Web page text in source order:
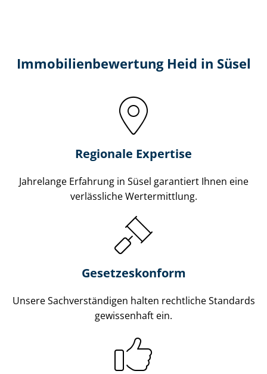
Immobilien­bewertung Heid in Süsel
Regionale Expertise
Jahrelange Erfahrung in Süsel garantiert Ihnen eine
verlässliche Wertermittlung.
Gesetzes­konform
Unsere Sach­ver­stän­di­gen halten rechtliche Standards
gewissenhaft ein.